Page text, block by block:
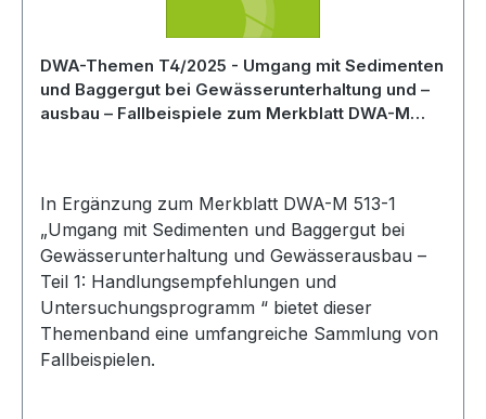
DWA-Themen T4/2025 - Umgang mit Sedimenten
und Baggergut bei Gewässerunterhaltung und –
ausbau – Fallbeispiele zum Merkblatt DWA-M
In Ergänzung zum Merkblatt DWA-M 513-1
„Umgang mit Sedimenten und Baggergut bei
Gewässerunterhaltung und Gewässerausbau –
Teil 1: Handlungsempfehlungen und
Untersuchungsprogramm “ bietet dieser
Themenband eine umfangreiche Sammlung von
Fallbeispielen.